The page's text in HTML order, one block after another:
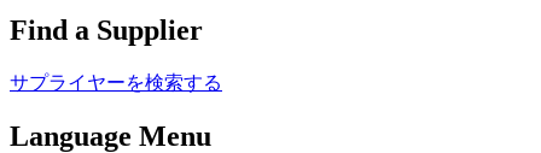
Find a Supplier
サプライヤーを検索する
Language Menu